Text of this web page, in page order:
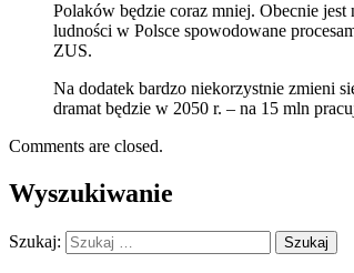
Polaków będzie coraz mniej. Obecnie
ludności w Polsce spowodowane
ZUS.
Na dodatek bardzo niekorzystnie zmieni
dramat będzie w 2050 r. – na 15 mln
Comments are closed.
Wyszukiwanie
Szukaj: